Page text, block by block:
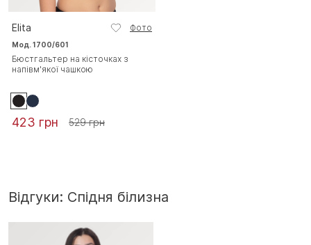
Elita Фото
Мод. 1700/601
Бюстгальтер на кісточках з
напівм'якої чашкою
423 грн 529 грн
Відгуки: Спідня білизна